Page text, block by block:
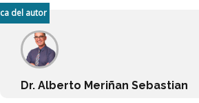
del autor
Dr. Alberto Meriñan Sebastian